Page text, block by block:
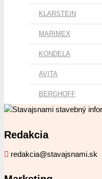
KLARSTEIN
MARIMEX
KONDELA
AVITA
BERGHOFF
Redakcia
redakcia@stavajsnami.sk